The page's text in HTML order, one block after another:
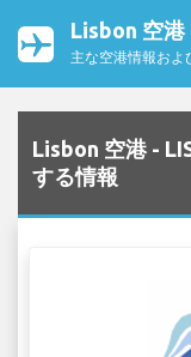
Lisbon 空港
主な空港情報およ
Lisbon 空港 -
する情報